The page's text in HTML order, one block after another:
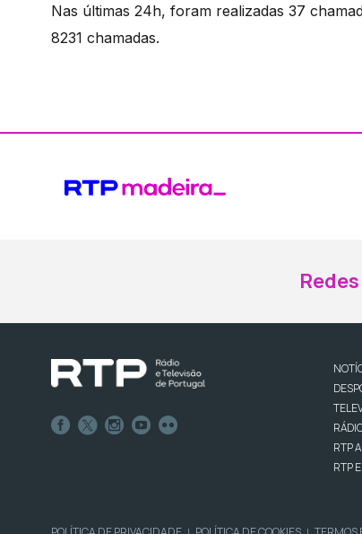
Nas últimas 24h, foram realizadas 37
8231 chamadas.
RTP
RTP